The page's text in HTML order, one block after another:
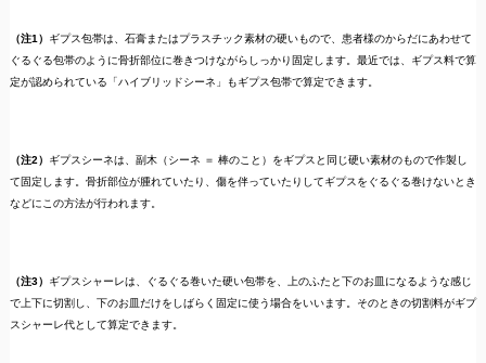
（注1） ギプス包帯は、石膏またはプラスチック素材の硬いもので、患者様のからだにあわせて
ぐるぐる包帯のように骨折部位に巻きつけながらしっかり固定します。最近では、ギプス料で算
定が認められている「ハイブリッドシーネ」もギプス包帯で算定できます。
（注2） ギプスシーネは、副木（シーネ ＝ 棒のこと）をギプスと同じ硬い素材のもので作製し
て固定します。骨折部位が腫れていたり、傷を伴っていたりしてギプスをぐるぐる巻けないとき
などにこの方法が行われます。
（注3） ギプスシャーレは、ぐるぐる巻いた硬い包帯を、上のふたと下のお皿になるような感じ
で上下に切割し、下のお皿だけをしばらく固定に使う場合をいいます。そのときの切割料がギプ
スシャーレ代として算定できます。